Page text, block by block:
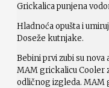
Grickalica punjena
Hladnoća opušta i
Doseže kutnjake.
Bebini prvi zubi su
MAM grickalicu Cooler
odličnog izgleda. MAM